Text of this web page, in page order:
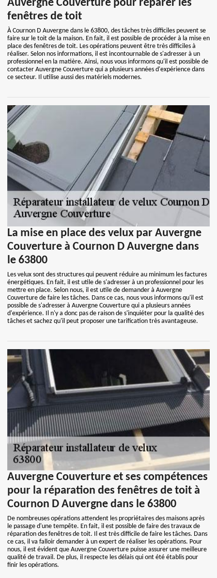
Auvergne Couverture pour réparer les
fenêtres de toit
À Cournon D Auvergne dans le 63800, des tâches très difficiles peuvent se
faire sur le toit de la maison. En fait, il est possible de procéder à la mise en
place des fenêtres de toit. Les opérations peuvent être très difficiles à
réaliser. Selon nos informations, il est incontournable de s'adresser à un
professionnel en la matière. Ainsi, nous vous informons qu'il est possible de
contacter Auvergne Couverture qui a plusieurs années d'expérience dans
ce secteur. Il utilise aussi des matériels modernes.
La mise en place des velux par Auvergne
Couverture à Cournon D Auvergne dans
le 63800
Les velux sont des structures qui peuvent réduire au minimum les factures
énergétiques. En fait, il est utile de s'adresser à un professionnel pour les
mettre en place. Selon nous, il est utile de demander à Auvergne
Couverture de faire les tâches. Dans ce cas, nous vous informons qu'il est
possible de s'adresser à Auvergne Couverture qui a plusieurs années
d'expérience. Il n'y a donc pas de raison de s'inquiéter pour la qualité des
tâches et sachez qu'il peut proposer une tarification très avantageuse.
Auvergne Couverture et ses compétences
pour la réparation des fenêtres de toit à
Cournon D Auvergne dans le 63800
De nombreuses opérations attendent les propriétaires des maisons après
le passage d'une tempête. En fait, il est possible de faire des travaux de
réparation des fenêtres de toit. Il est très difficile de faire les tâches. Dans
ce cas, il va falloir demander à un expert de réaliser les opérations. Pour
nous, il est évident que Auvergne Couverture puisse assurer une meilleure
qualité de travail. De plus, il respecte les délais qui ont été établis pour
finir les opérations.